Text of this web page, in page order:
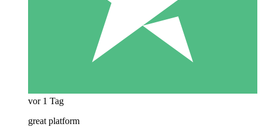
vor 1 Tag
great platform